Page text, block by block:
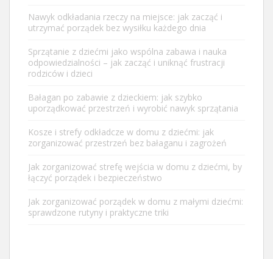
Nawyk odkładania rzeczy na miejsce: jak zacząć i
utrzymać porządek bez wysiłku każdego dnia
Sprzątanie z dziećmi jako wspólna zabawa i nauka
odpowiedzialności – jak zacząć i uniknąć frustracji
rodziców i dzieci
Bałagan po zabawie z dzieckiem: jak szybko
uporządkować przestrzeń i wyrobić nawyk sprzątania
Kosze i strefy odkładcze w domu z dziećmi: jak
zorganizować przestrzeń bez bałaganu i zagrożeń
Jak zorganizować strefę wejścia w domu z dziećmi, by
łączyć porządek i bezpieczeństwo
Jak zorganizować porządek w domu z małymi dziećmi:
sprawdzone rutyny i praktyczne triki